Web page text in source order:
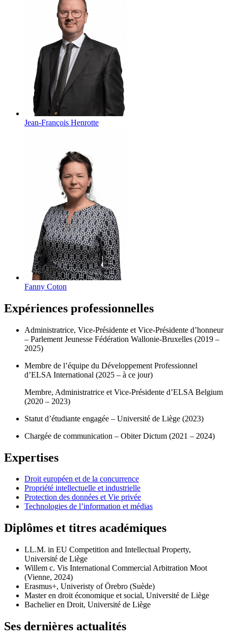
Jean-François Henrotte
Fanny Coton
Expériences professionnelles
Administratrice, Vice-Présidente et Vice-Présidente d’honneur
– Parlement Jeunesse Fédération Wallonie-Bruxelles (2019 –
2025)
Membre de l’équipe du Développement Professionnel
d’ELSA International (2025 – à ce jour)
Membre, Administratrice et Vice-Présidente d’ELSA Belgium
(2020 – 2023)
Statut d’étudiante engagée – Université de Liège (2023)
Chargée de communication – Obiter Dictum (2021 – 2024)
Expertises
Droit européen et de la concurrence
Propriété intellectuelle et industrielle
Protection des données et Vie privée
Technologies de l’information et médias
Diplômes et titres académiques
LL.M. in EU Competition and Intellectual Property,
Université de Liège
Willem c. Vis International Commercial Arbitration Moot
(Vienne, 2024)
Erasmus+, Univeristy of Örebro (Suède)
Master en droit économique et social, Université de Liège
Bachelier en Droit, Université de Liège
Ses dernières actualités